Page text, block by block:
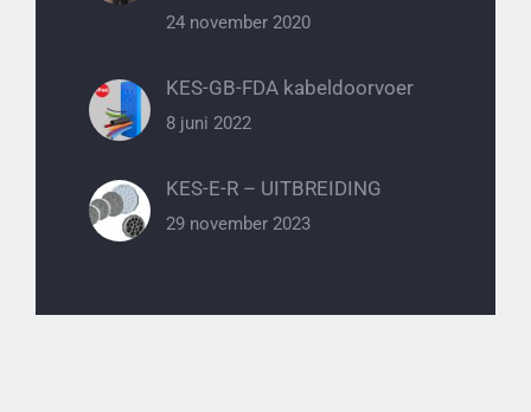
24 november 2020
KES-GB-FDA kabeldoorvoer
8 juni 2022
KES-E-R – UITBREIDING
29 november 2023